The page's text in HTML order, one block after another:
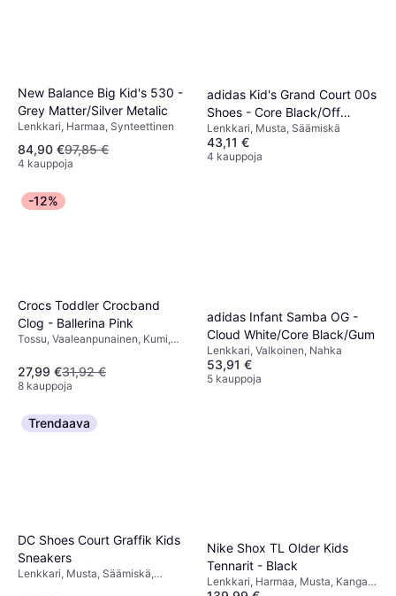
New Balance Big Kid's 530 -
Grey Matter/Silver Metalic
Lenkkari, Harmaa, Synteettinen
84,90 €97,85 €
4 kauppoja
adidas Kid's Grand Court 00s
Shoes - Core Black/Off
White/Gum
Lenkkari, Musta, Säämiskä
43,11 €
4 kauppoja
-12%
Crocs Toddler Crocband
Clog - Ballerina Pink
Tossu, Vaaleanpunainen, Kumi,
27,99 €31,92 €
8 kauppoja
adidas Infant Samba OG -
Cloud White/Core Black/Gum
Lenkkari, Valkoinen, Nahka
53,91 €
5 kauppoja
Trendaava
DC Shoes Court Graffik Kids
Sneakers
Lenkkari, Musta, Säämiskä,
Nike Shox TL Older Kids
Tennarit - Black
Lenkkari, Harmaa, Musta, Kangas,